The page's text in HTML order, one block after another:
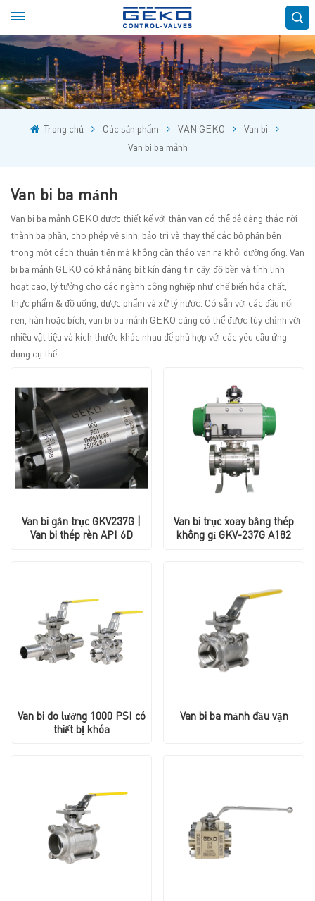
Trang chủ Các sản phẩm VAN GEKO
Van bi
Van bi ba mảnh
Van bi ba mảnh
Van bi ba mảnh GEKO được thiết kế với thân van có thể dễ dàng tháo rời
thành ba phần, cho phép vệ sinh, bảo trì và thay thế các bộ phận bên
trong một cách thuận tiện mà không cần tháo van ra khỏi đường ống. Van
bi ba mảnh GEKO có khả năng bịt kín đáng tin cậy, độ bền và tính linh
hoạt cao, lý tưởng cho các ngành công nghiệp như chế biến hóa chất,
thực phẩm & đồ uống, dược phẩm và xử lý nước. Có sẵn với các đầu nối
ren, hàn hoặc bích, van bi ba mảnh GEKO cũng có thể được tùy chỉnh với
nhiều vật liệu và kích thước khác nhau để phù hợp với các yêu cầu ứng
dụng cụ thể.
Van bi gắn trục GKV237G |
Van bi thép rèn API 6D
Van bi trục xoay bằng thép
không gỉ GKV-237G A182
Van bi đo lường 1000 PSI có
thiết bị khóa
Van bi ba mảnh đầu vặn